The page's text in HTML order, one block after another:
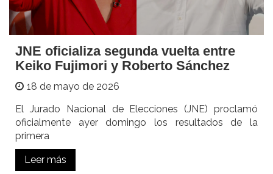
JNE oficializa segunda vuelta entre
Keiko Fujimori y Roberto Sánchez
18 de mayo de 2026
El Jurado Nacional de Elecciones (JNE) proclamó
oficialmente ayer domingo los resultados de la
primera
Leer más